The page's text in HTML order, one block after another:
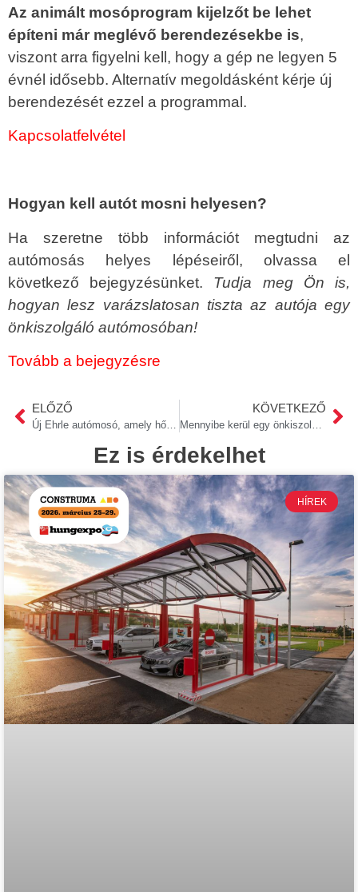
Az animált mosóprogram kijelzőt be lehet
építeni már meglévő berendezésekbe is,
viszont arra figyelni kell, hogy a gép ne legyen 5
évnél idősebb. Alternatív megoldásként kérje új
berendezését ezzel a programmal.
Kapcsolatfelvétel
Hogyan kell autót mosni helyesen?
Ha szeretne több információt megtudni az
autómosás helyes lépéseiről, olvassa el
következő bejegyzésünket. Tudja meg Ön is,
hogyan lesz varázslatosan tiszta az autója egy
önkiszolgáló autómosóban!
Tovább a bejegyzésre
ELŐZŐ
Új Ehrle autómosó, amely hőszivattyúval működik.
KÖVETKEZŐ
Mennyibe kerül egy önkiszolgáló autómosó?
Ez is érdekelhet
HÍREK